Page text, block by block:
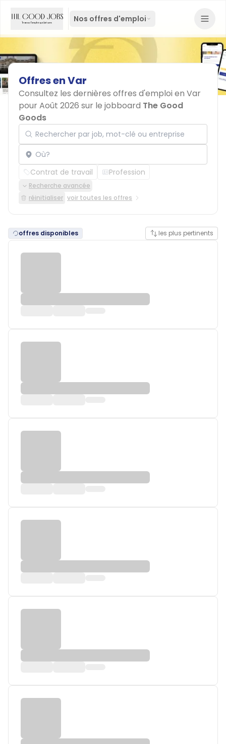
Nos offres d'emploi
OffresenVar
Consultez les dernières offres d'emploi en Var
pour Août 2026 sur le jobboard The Good
Goods
Rechercher par job, mot-clé ou entreprise
Localisation
Contrat de travail Profession
Recherche avancée
réinitialiser voir toutes les offres
offres disponibles les plus pertinents